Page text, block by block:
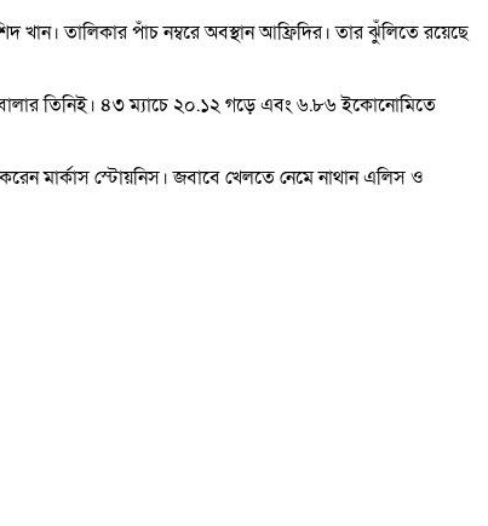
খান। তালিকার পাঁচ নম্বরে অবস্থান আফ্রিদির। তার ঝুঁলিতে রয়েছে
বোলার তিনিই। ৪৩ ম্যাচে ২০.১২ গড়ে এবং ৬.৮৬ ইকোনোমিতে
মার্কাস স্টোয়নিস। জবাবে খেলতে নেমে নাথান এলিস ও